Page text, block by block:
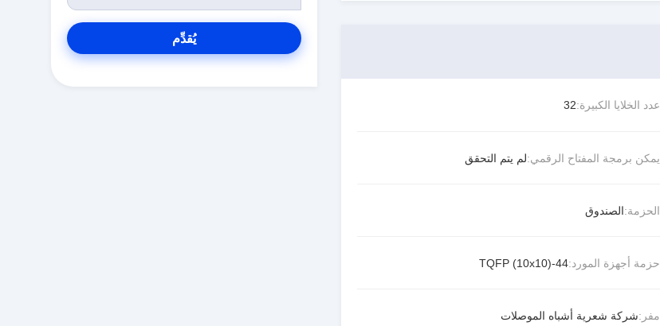
عدد الخلايا الكبيرة:32
يمكن برمجة المفتاح الرقمي:لم يتم التحقق
الحزمة:الصندوق
حزمة أجهزة المورد:44-TQFP (10x10)
مفر:شركة شعرية أشباه الموصلات
يُقدِّم